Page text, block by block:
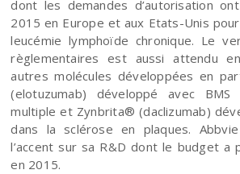
dont les demandes d’autorisation
2015 en Europe et aux Etats-Unis
leucémie lymphoïde chronique. Le
règlementaires est aussi attendu
autres molécules développées en
(elotuzumab) développé avec
multiple et Zynbrita® (daclizumab)
dans la sclérose en plaques.
l’accent sur sa R&D dont le budget a
en 2015.